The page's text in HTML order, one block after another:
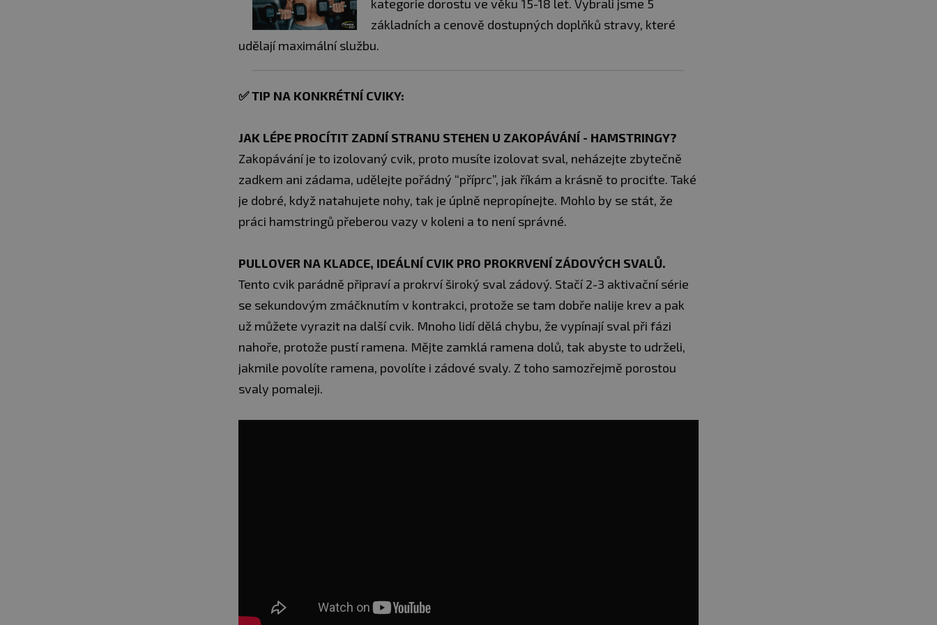
kategorie dorostu ve věku 15-18 let. Vybrali jsme 5
základních a cenově dostupných doplňků stravy, které
udělají maximální službu.
✅TIP NA KONKRÉTNÍ CVIKY:
JAK LÉPE PROCÍTIT ZADNÍ STRANU STEHEN U ZAKOPÁVÁNÍ - HAMSTRINGY?
Zakopávání je to izolovaný cvik, proto musíte izolovat sval, neházejte zbytečně
zadkem ani zádama, udělejte pořádný “příprc”, jak říkám a krásně to prociťte. Také
je dobré, když natahujete nohy, tak je úplně nepropínejte. Mohlo by se stát, že
práci hamstringů přeberou vazy v koleni a to není správné.
PULLOVER NA KLADCE, IDEÁLNÍ CVIK PRO PROKRVENÍ ZÁDOVÝCH SVALŮ.
Tento cvik parádně připraví a prokrví široký sval zádový. Stačí 2-3 aktivační série
se sekundovým zmáčknutím v kontrakci, protože se tam dobře nalije krev a pak
už můžete vyrazit na další cvik. Mnoho lidí dělá chybu, že vypínají sval při fázi
nahoře, protože pustí ramena. Mějte zamklá ramena dolů, tak abyste to udrželi,
jakmile povolíte ramena, povolíte i zádové svaly. Z toho samozřejmě porostou
svaly pomaleji.